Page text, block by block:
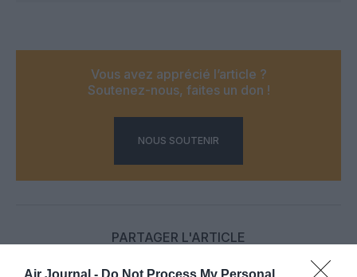
Air Journal - Do Not Process My Personal
Vous avez apprécié l’article ?
Soutenez-nous, faites un don !
NOUS SOUTENIR
PARTAGER L'ARTICLE